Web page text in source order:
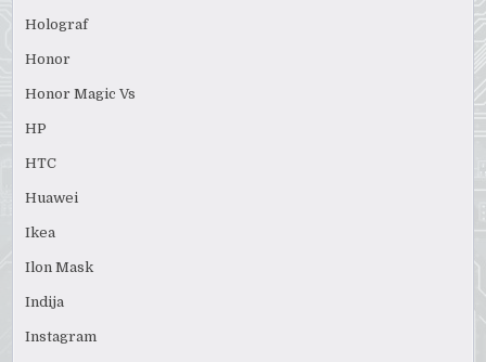
Holograf
Honor
Honor Magic Vs
HP
HTC
Huawei
Ikea
Ilon Mask
Indija
Instagram